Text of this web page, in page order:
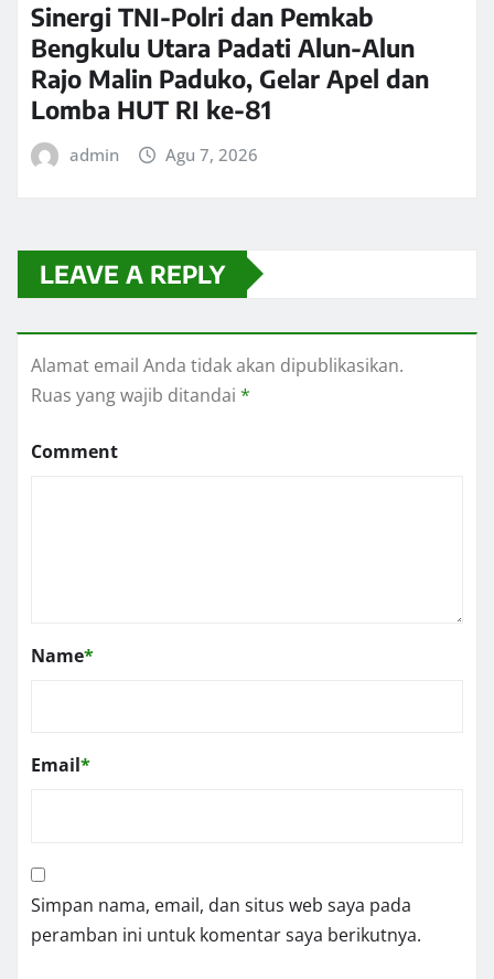
Sinergi TNI-Polri dan Pemkab
Bengkulu Utara Padati Alun-Alun
Rajo Malin Paduko, Gelar Apel dan
Lomba HUT RI ke-81
admin Agu 7, 2026
LEAVE A REPLY
Alamat email Anda tidak akan dipublikasikan.
Ruas yang wajib ditandai *
Comment
Name*
Email*
Simpan nama, email, dan situs web saya pada
peramban ini untuk komentar saya berikutnya.